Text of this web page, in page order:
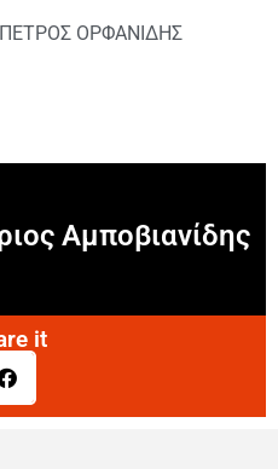
ΠΕΤΡΟΣ ΟΡΦΑΝΙΔΗΣ
Αμποβιανίδης
it